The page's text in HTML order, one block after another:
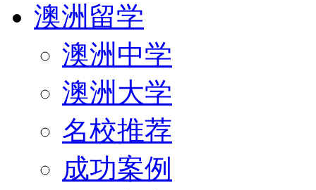
澳洲留学
澳洲中学
澳洲大学
名校推荐
成功案例